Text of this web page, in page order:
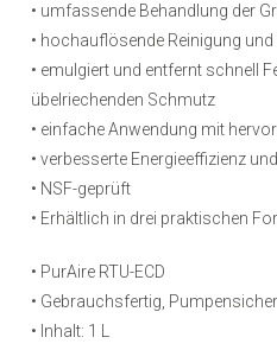
• umfassende Behandlung der
• hochauflösende Reinigung
• emulgiert und entfernt schnell
übelriechenden Schmutz
• einfache Anwendung mit
• verbesserte Energieeffizienz
• NSF-geprüft
• Erhältlich in drei praktischen
• PurAire RTU-ECD
• Gebrauchsfertig, Pumpensicher
• Inhalt: 1 L